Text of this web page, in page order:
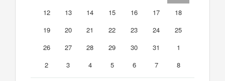
12
13 14 15 16 17
18
19
20 21 22 23 24
25
26
27 28 29 30 31
1
2
3 4 5 6 7 8